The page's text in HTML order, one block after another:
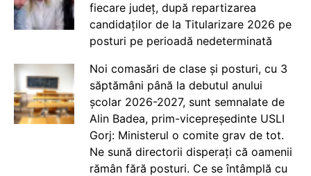
fiecare județ, după repartizarea
candidaților de la Titularizare 2026 pe
posturi pe perioadă nedeterminată
Noi comasări de clase și posturi, cu 3
săptămâni până la debutul anului
școlar 2026-2027, sunt semnalate de
Alin Badea, prim-vicepreședinte USLI
Gorj: Ministerul o comite grav de tot.
Ne sună directorii disperați că oamenii
rămân fără posturi. Ce se întâmplă cu